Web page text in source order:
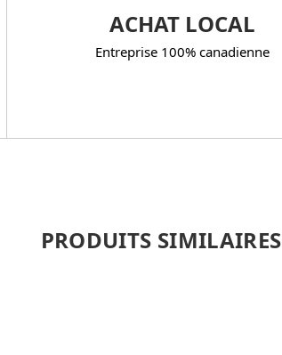
ACHAT LOCAL
Entreprise 100% canadienne
PRODUITS SIMILAIRES